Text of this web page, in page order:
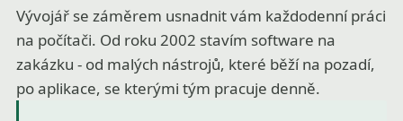
Vývojář se záměrem usnadnit vám každodenní práci
na počítači. Od roku 2002 stavím software na
zakázku - od malých nástrojů, které běží na pozadí,
po aplikace, se kterými tým pracuje denně.